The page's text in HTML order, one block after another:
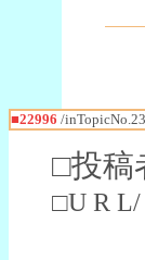
■22996 /
□投稿
□U R L/